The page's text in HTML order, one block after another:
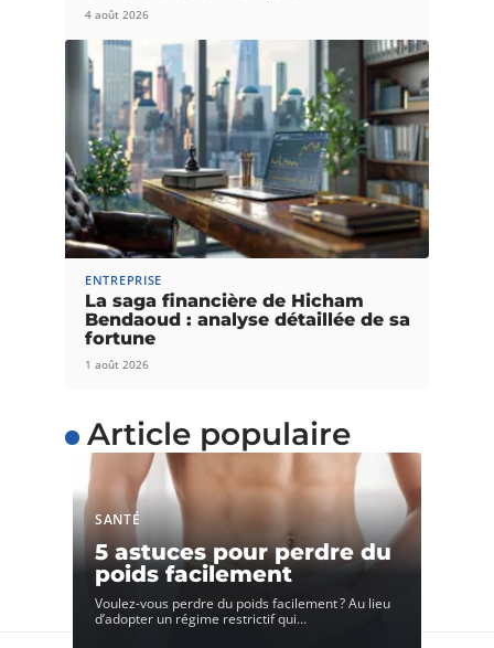
4 août 2026
ENTREPRISE
La saga financière de Hicham
Bendaoud : analyse détaillée de sa
fortune
1 août 2026
Article populaire
SANTÉ
5 astuces pour perdre du
poids facilement
Voulez-vous perdre du poids facilement ? Au lieu
d’adopter un régime restrictif qui…